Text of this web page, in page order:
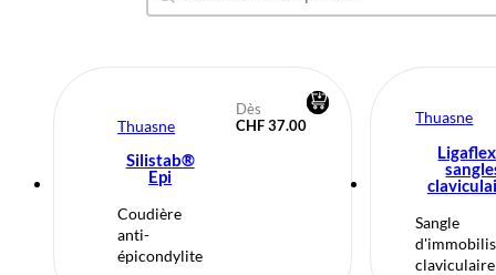
Thuasne
Silistab®
Epi
Coudière
anti-
épicondylite
Dès
CHF 37.00 Thuasne
Sangle
claviculaire